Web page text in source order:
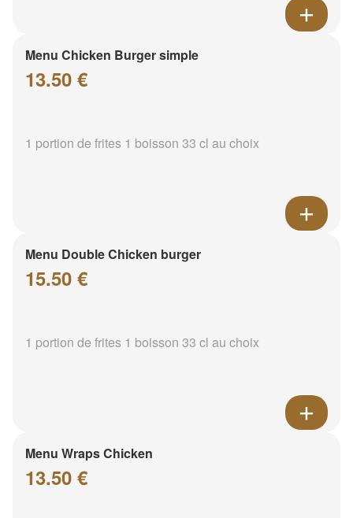
Menu Chicken Burger simple
13.50 €
1 portion de frites 1 boisson 33 cl au choix
Menu Double Chicken burger
15.50 €
1 portion de frites 1 boisson 33 cl au choix
Menu Wraps Chicken
13.50 €